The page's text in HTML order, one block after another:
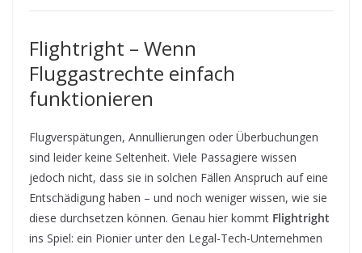
Flightright – Wenn
Fluggastrechte einfach
funktionieren
Flugverspätungen, Annullierungen oder Überbuchungen
sind leider keine Seltenheit. Viele Passagiere wissen
jedoch nicht, dass sie in solchen Fällen Anspruch auf eine
Entschädigung haben – und noch weniger wissen, wie sie
diese durchsetzen können. Genau hier kommt Flightright
ins Spiel: ein Pionier unter den Legal-Tech-Unternehmen